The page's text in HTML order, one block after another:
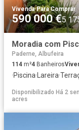
Vivenda·Para Comprar
590 000 €5
Paderne, Albufeira
114 m²4 Banheiros
·Piscina· Lareira·
Disponibilizado Há 2
acres